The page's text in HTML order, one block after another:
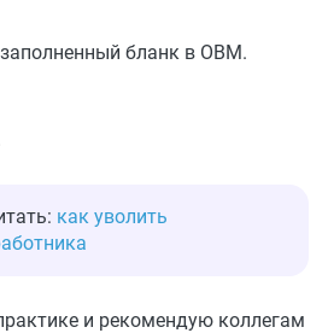
бланк в ОВМ.
как уволить
и рекомендую коллегам